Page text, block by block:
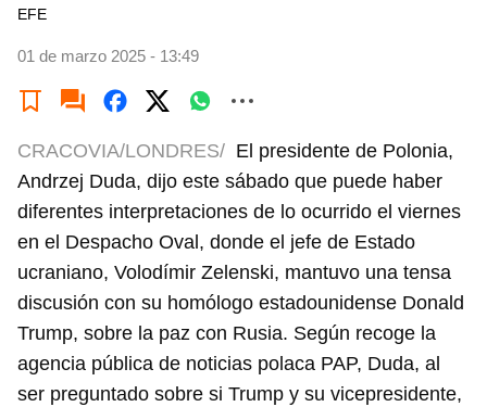
EFE
01 de marzo 2025 - 13:49
CRACOVIA/LONDRES/ El presidente de Polonia,
Andrzej Duda, dijo este sábado que puede haber
diferentes interpretaciones de lo ocurrido el viernes
en el Despacho Oval, donde el jefe de Estado
ucraniano, Volodímir Zelenski, mantuvo una tensa
discusión con su homólogo estadounidense Donald
Trump, sobre la paz con Rusia. Según recoge la
agencia pública de noticias polaca PAP, Duda, al
ser preguntado sobre si Trump y su vicepresidente,